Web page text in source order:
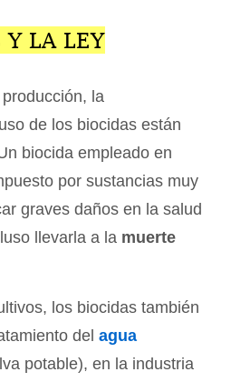
Y LA LEY
la
de los biocidas están
biocida empleado en
por sustancias muy
graves daños en la salud
llevarla a la muerte
los biocidas también
del agua
potable), en la industria